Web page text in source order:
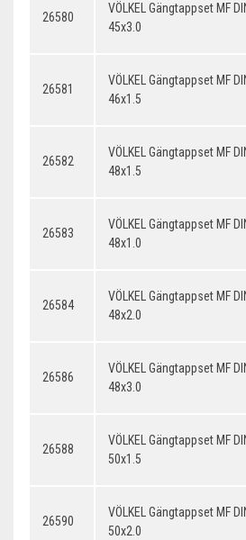
26580
VÖLKEL Gängtappset MF
45x3.0
26581
VÖLKEL Gängtappset MF
46x1.5
26582
VÖLKEL Gängtappset MF
48x1.5
26583
VÖLKEL Gängtappset MF
48x1.0
26584
VÖLKEL Gängtappset MF
48x2.0
26586
VÖLKEL Gängtappset MF
48x3.0
26588
VÖLKEL Gängtappset MF
50x1.5
26590
VÖLKEL Gängtappset MF
50x2.0